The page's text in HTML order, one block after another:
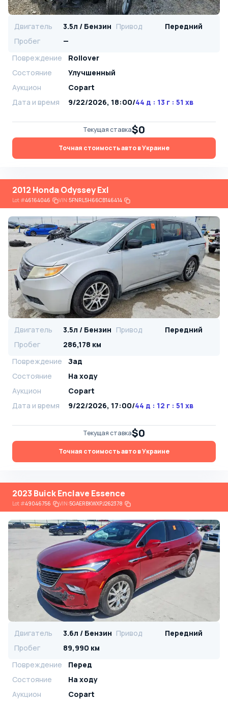
Двигатель 3.5л / Бензин Привод
Передний
Пробег
—
Повреждение
Rollover
Состояние
Улучшенный
Аукцион
Copart
Дата и время
9/22/2026, 18:00/44 д : 13 г : 51 хв
Текущая ставка$0
Точная стоимость авто в Украине
2012 Honda Odyssey Exl
Lot#46164046 VIN:5FNRL5H66CB146414
Двигатель 3.5л / Бензин Привод
Передний
Пробег
286,178 км
Повреждение
Зад
Состояние
На ходу
Аукцион
Copart
Дата и время
9/22/2026, 17:00/44 д : 12 г : 51 хв
Текущая ставка$0
Точная стоимость авто в Украине
2023 Buick Enclave Essence
Lot#49046756 VIN:5GAERBKWXPJ262378
Двигатель 3.6л / Бензин Привод
Передний
Пробег
89,990 км
Повреждение
Перед
Состояние
На ходу
Аукцион
Copart